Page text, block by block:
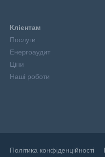
Клієнтам
Послуги
Енергоаудит
Ціни
Наші роботи
Політика конфіденційності